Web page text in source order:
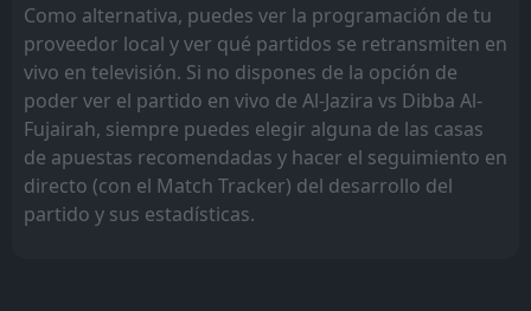
Como alternativa, puedes ver la programación de tu
proveedor local y ver qué partidos se retransmiten en
vivo en televisión. Si no dispones de la opción de
poder ver el partido en vivo de Al-Jazira vs Dibba Al-
Fujairah, siempre puedes elegir alguna de las casas
de apuestas recomendadas y hacer el seguimiento en
directo (con el Match Tracker) del desarrollo del
partido y sus estadísticas.